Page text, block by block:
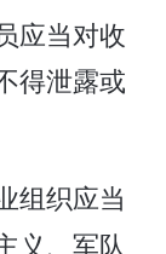
应当对收
得泄露或
组织应当
义、军队